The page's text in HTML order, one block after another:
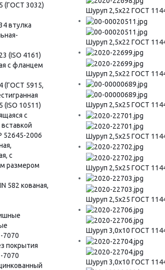
Шуруп 2,5х22 ГОСТ
Шуруп 2,5х22 ГОСТ
Шуруп 2,5х22 ГОСТ
Шуруп 2,5х25 ГОСТ
Шуруп 2,5х25 ГОСТ
Шуруп 2,5х25 ГОСТ
Шуруп 2,5х25 ГОСТ
Шуруп 3,0х10 ГОСТ
Шуруп 3,0х10 ГОСТ
(ГОСТ 3032)
втулка
(ISO 4161)
с фланцем
(ГОСТ 5915,
(ISO 10511)
с
52645-2006
с
размером
582 кованая,
7070
покрытия
7070